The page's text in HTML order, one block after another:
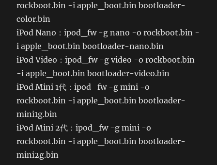
rockboot.bin -i apple_boot.bin bootloader-
color.bin
iPod Nano：ipod_fw -g nano -o rockboot.bin -
i apple_boot.bin bootloader-nano.bin
iPod Video：ipod_fw -g video -o rockboot.bin
-i apple_boot.bin bootloader-video.bin
iPod Mini 1代：ipod_fw -g mini -o
rockboot.bin -i apple_boot.bin bootloader-
mini1g.bin
iPod Mini 2代：ipod_fw -g mini -o
rockboot.bin -i apple_boot.bin bootloader-
mini2g.bin